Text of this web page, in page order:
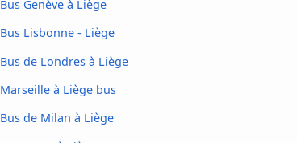
Bus Genève à Liège
Bus Lisbonne - Liège
Bus de Londres à Liège
Marseille à Liège bus
Bus de Milan à Liège